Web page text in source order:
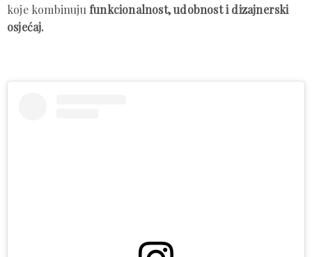
koje kombinuju funkcionalnost, udobnost i dizajnerski
osjećaj.